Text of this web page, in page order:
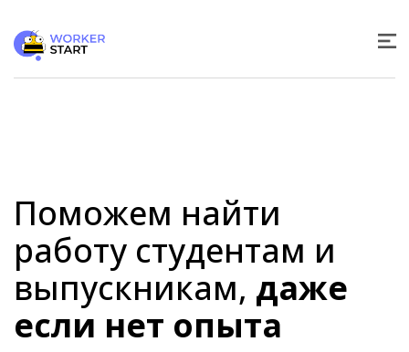
Поможем найти
работу студентам и
выпускникам, даже
если нет опыта